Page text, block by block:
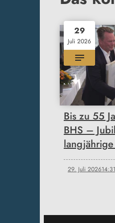
29
Juli 2026
Bis zu 55
BHS –
29. Juli 202614:31